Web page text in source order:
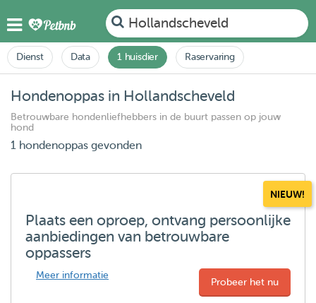
Hollandscheveld
Dienst Data 1 huisdier Raservaring
Hondenoppas in Hollandscheveld
Betrouwbare hondenliefhebbers in de buurt passen op jouw
hond
1 hondenoppas gevonden
NIEUW!
Plaats een oproep, ontvang persoonlijke
aanbiedingen van betrouwbare
oppassers
Meer informatie
Probeer het nu